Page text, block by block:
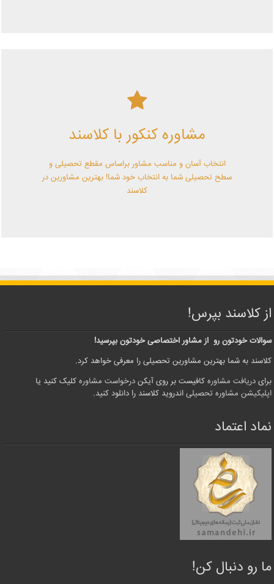
مشاوره کنکور با کلاسند
انتخاب آسان و مناسب مشاور براساس مقطع تحصیلی و
سطح تحصیلی شما به انتخاب خود شما! بهترین مشاورین در
کلاسند
از کلاسند بپرس!
سوالات خودتون رو از مشاور اختصاصی خودتون بپرسید!
کلاسند به شما بهترین مشاورین تحصیلی را معرفی خواهد کرد.
برایدریافت مشاوره کافیست بر روی آیکندرخواست مشاوره کلیک کنید یا
اپلیکیشن مشاوره تحصیلی اندروید کلاسند را دانلود کنید.
نماد اعتماد
ما رو دنبال کن!